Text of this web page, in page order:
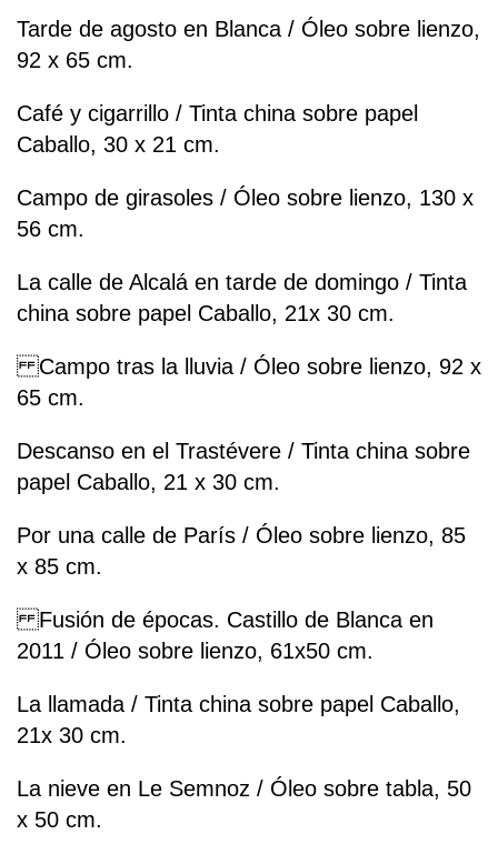
Tarde de agosto en Blanca / Óleo sobre lienzo,
92 x 65 cm.
Café y cigarrillo / Tinta china sobre papel
Caballo, 30 x 21 cm.
Campo de girasoles / Óleo sobre lienzo, 130 x
56 cm.
La calle de Alcalá en tarde de domingo / Tinta
china sobre papel Caballo, 21x 30 cm.
Campo tras la lluvia / Óleo sobre lienzo, 92 x
65 cm.
Descanso en el Trastévere / Tinta china sobre
papel Caballo, 21 x 30 cm.
Por una calle de París / Óleo sobre lienzo, 85
x 85 cm.
Fusión de épocas. Castillo de Blanca en
2011 / Óleo sobre lienzo, 61x50 cm.
La llamada / Tinta china sobre papel Caballo,
21x 30 cm.
La nieve en Le Semnoz / Óleo sobre tabla, 50
x 50 cm.